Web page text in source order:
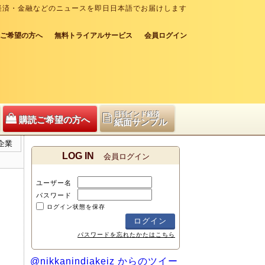
・金融などのニュースを即日日本語でお届けします
希望の方へ 無料トライアルサービス 会員ログイン
購読ご希望の方へ
日刊インド経済
紙面サンプル
業
LOG IN 会員ログイン
ユーザー名
パスワード
ログイン状態を保存
パスワードを忘れたかたはこちら
@nikkanindiakeiz からのツイー